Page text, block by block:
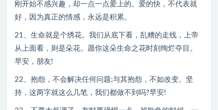
刚开始不感兴趣，却一点一点爱上的。爱的快，不代表就
好，因为真正的情感，永远是积累。
21、生命就是个绣花。我们从底下看，乱糟的走线，上帝
从上面看，则是朵花。愿你这朵生命之花时刻绚烂夺目。
早安，朋友!
22、抱怨，不会解决任何问题;与其抱怨，不如改变。坚
持，这两字就这么几笔，我们都做不到吗?早安!